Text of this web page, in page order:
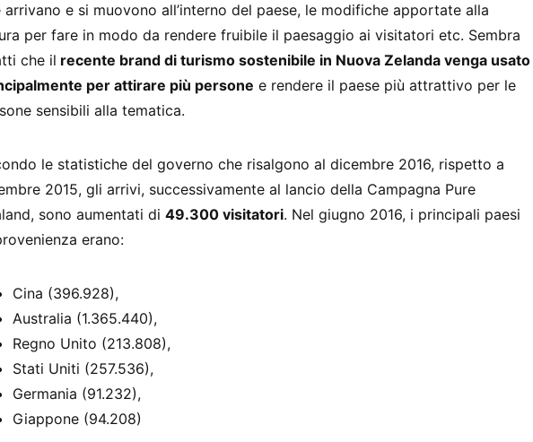
arrivano e si muovono all’interno del paese, le modifiche apportate alla
per fare in modo da rendere fruibile il paesaggio ai visitatori etc. Sembra
che il recente brand di turismo sostenibile in Nuova Zelanda venga usato
per attirare più persone e rendere il paese più attrattivo per le
sensibili alla tematica.
le statistiche del governo che risalgono al dicembre 2016, rispetto a
2015, gli arrivi, successivamente al lancio della Campagna Pure
sono aumentati di 49.300 visitatori. Nel giugno 2016, i principali paesi
erano:
Cina (396.928),
Australia (1.365.440),
Regno Unito (213.808),
Stati Uniti (257.536),
Germania (91.232),
Giappone (94.208)